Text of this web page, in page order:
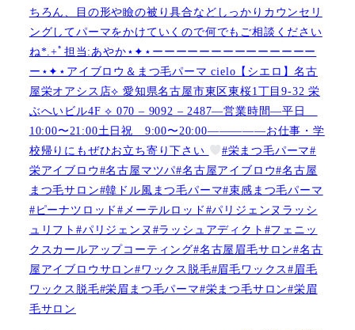
ちろん、目の形や瞼の被り具合などしっかりカウンセリ
ングしてパーマをかけていくので何でもご相談ください
ね︎︎︎*.+ﾟ担当:あやか⋆✦⋆ーーーーーーーーーーーーーー
ー⋆✦⋆アイブロウ＆まつ毛パーマ cielo【シエロ】名古
屋栄オアシス店︎︎⟡ 愛知県名古屋市東区東桜1丁目9-32 栄
ぶへいビル4F ︎︎⟡ 070 – 9092 – 2487—営業時間—平日
10:00〜21:00土日祝 9:00〜20:00—————お仕事・学
校帰りにもぜひお立ち寄り下さい
#栄まつ毛パーマ#
栄アイブロウ#名古屋マツパ#名古屋アイブロウ#名古屋
まつ毛サロン#韓ドル風まつ毛パーマ#束感まつ毛パーマ
#ピーナツロッド#メーテルロッド#パリジェンヌラッシ
ュリフト#パリジェンヌ#ラッシュアディクト#フェニッ
クスカールアップコーティング#名古屋眉毛サロン#名古
屋アイブロウサロン#ワックス脱毛#眉毛ワックス#眉毛
ワックス脱毛#栄眉まつ毛パーマ#栄まつ毛サロン#栄眉
毛サロン